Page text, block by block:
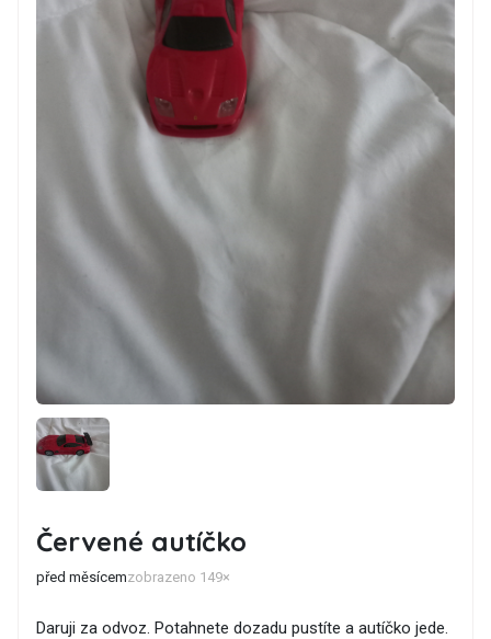
Červené autíčko
před měsícemzobrazeno 149×
Daruji za odvoz. Potahnete dozadu pustíte a autíčko jede.